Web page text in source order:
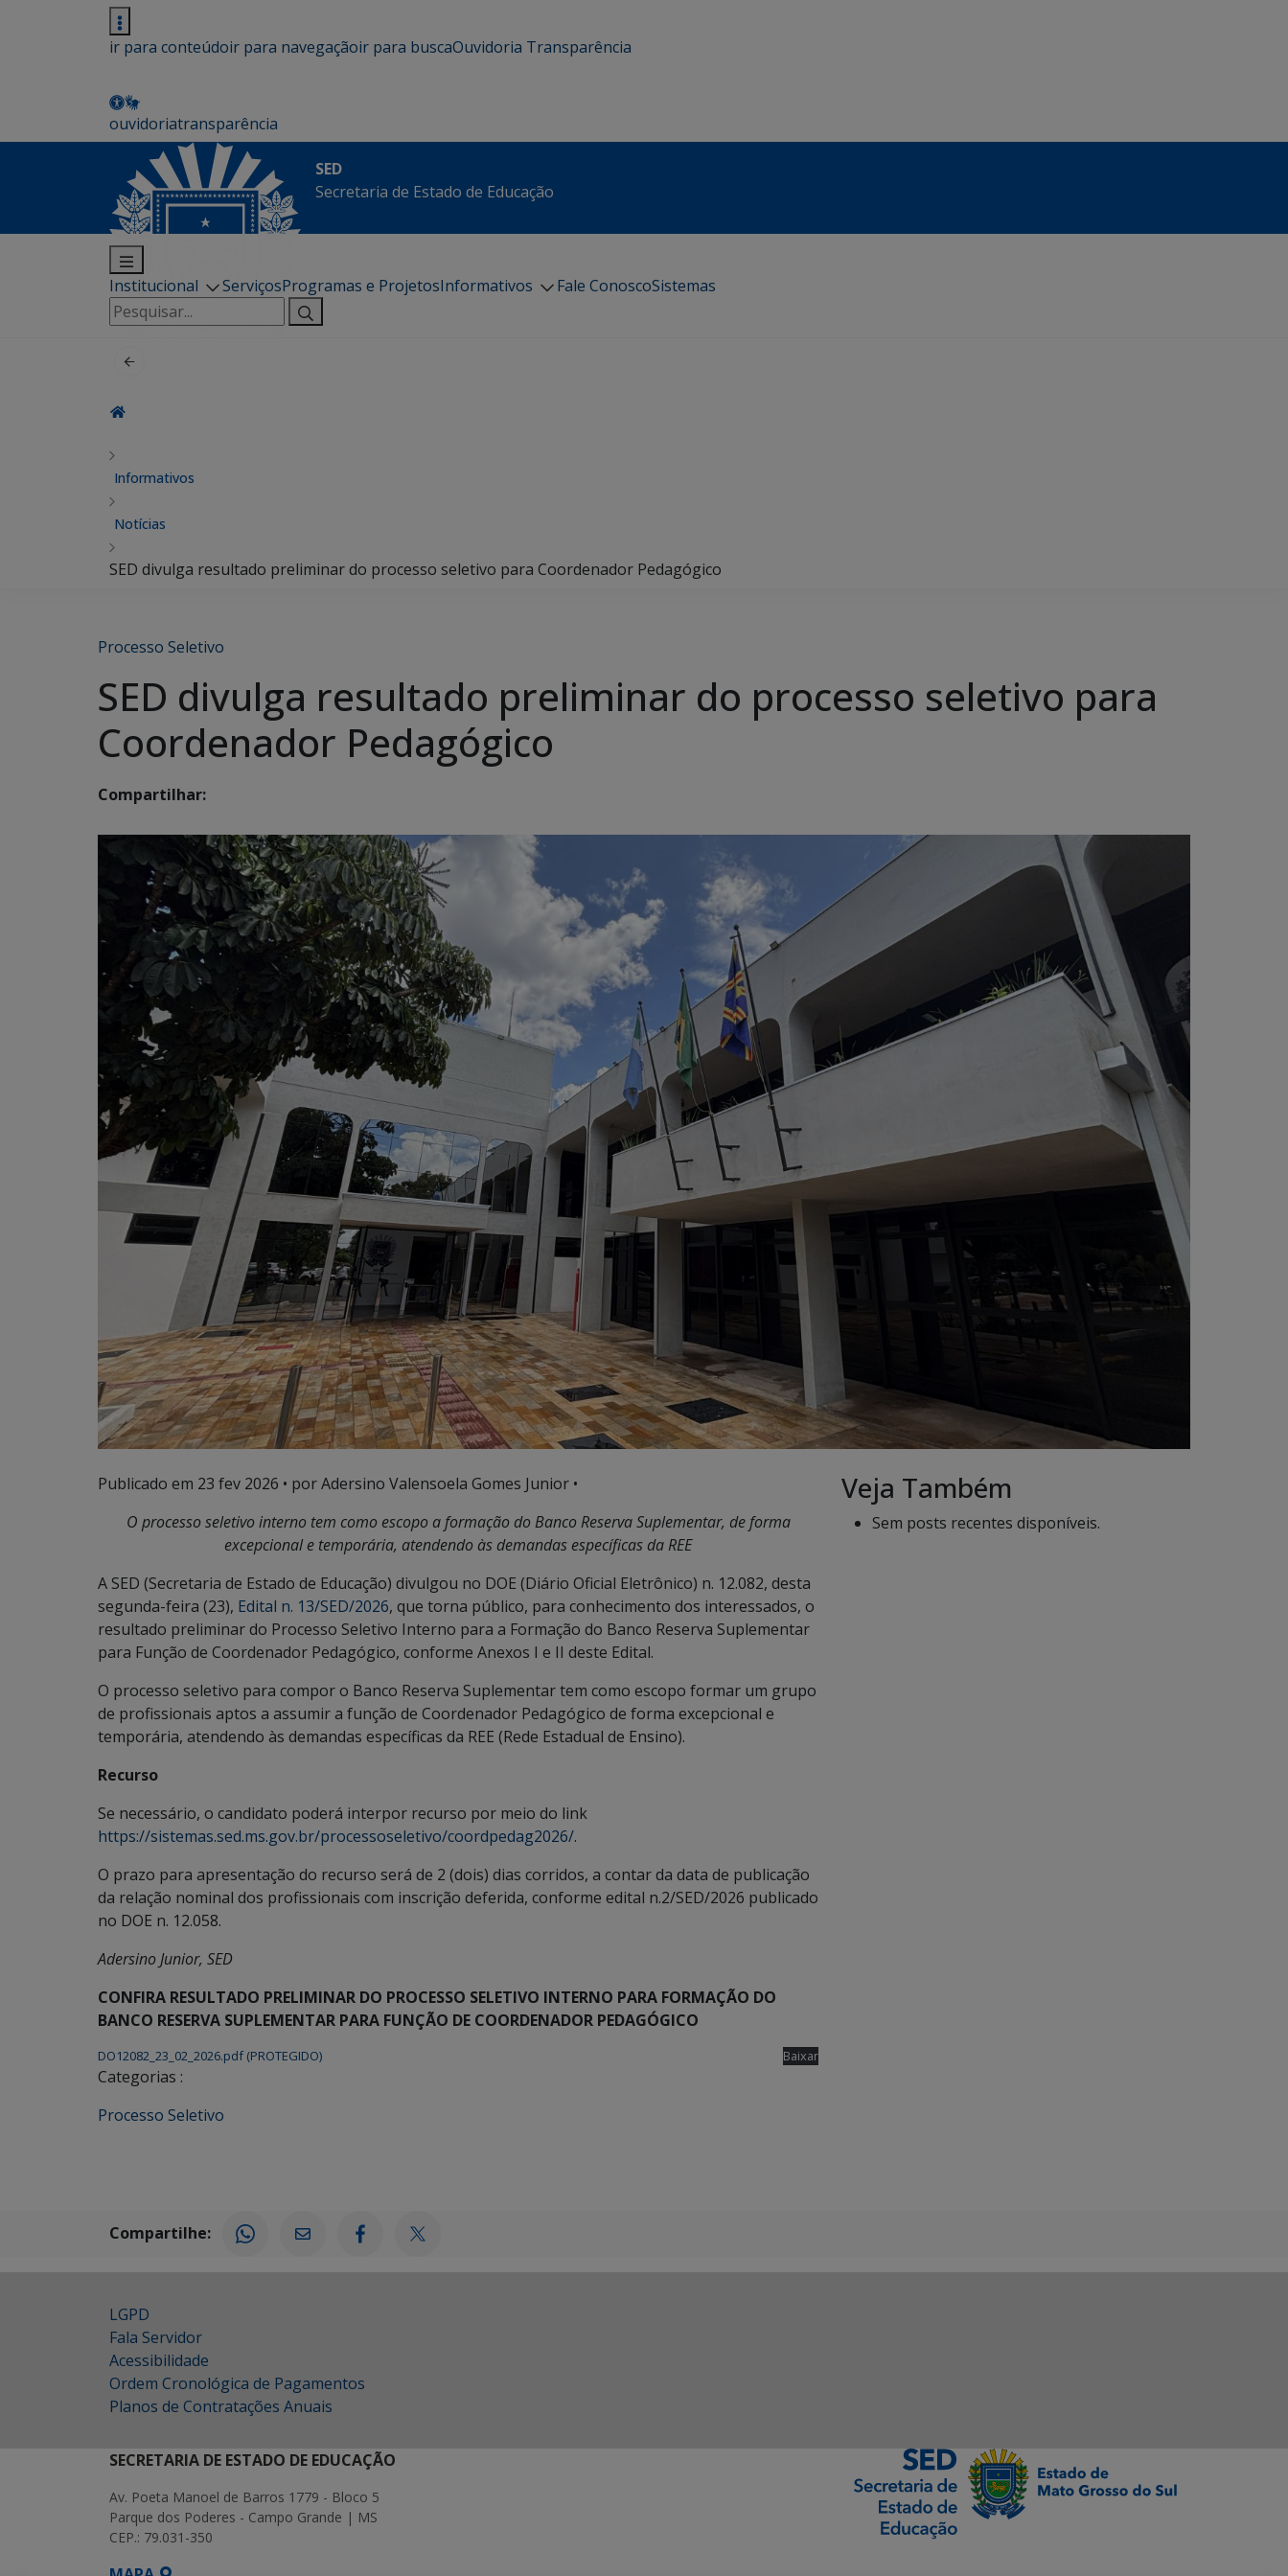
ir para conteúdoir para navegaçãoir para buscaOuvidoria Transparência
ouvidoriatransparência
SED
Secretaria de Estado de Educação
Institucional ServiçosProgramas e ProjetosInformativos Fale ConoscoSistemas
Pesquisar
por:
Informativos
Notícias
SED divulga resultado preliminar do processo seletivo para Coordenador Pedagógico
Processo Seletivo
SED divulga resultado preliminar do processo seletivo para
Coordenador Pedagógico
Compartilhar:
Publicado em 23 fev 2026 • por Adersino Valensoela Gomes Junior •
O processo seletivo interno tem como escopo a formação do Banco Reserva Suplementar, de forma
excepcional e temporária, atendendo às demandas específicas da REE
A SED (Secretaria de Estado de Educação) divulgou no DOE (Diário Oficial Eletrônico) n. 12.082, desta
segunda-feira (23), Edital n. 13/SED/2026, que torna público, para conhecimento dos interessados, o
resultado preliminar do Processo Seletivo Interno para a Formação do Banco Reserva Suplementar
para Função de Coordenador Pedagógico, conforme Anexos I e II deste Edital.
O processo seletivo para compor o Banco Reserva Suplementar tem como escopo formar um grupo
de profissionais aptos a assumir a função de Coordenador Pedagógico de forma excepcional e
temporária, atendendo às demandas específicas da REE (Rede Estadual de Ensino).
Recurso
Se necessário, o candidato poderá interpor recurso por meio do link
https://sistemas.sed.ms.gov.br/processoseletivo/coordpedag2026/.
O prazo para apresentação do recurso será de 2 (dois) dias corridos, a contar da data de publicação
da relação nominal dos profissionais com inscrição deferida, conforme edital n.2/SED/2026 publicado
no DOE n. 12.058.
Adersino Junior, SED
CONFIRA RESULTADO PRELIMINAR DO PROCESSO SELETIVO INTERNO PARA FORMAÇÃO DO
BANCO RESERVA SUPLEMENTAR PARA FUNÇÃO DE COORDENADOR PEDAGÓGICO
DO12082_23_02_2026.pdf (PROTEGIDO) Baixar
Categorias :
Processo Seletivo
Veja Também
Sem posts recentes disponíveis.
Compartilhe:
LGPD
Fala Servidor
Acessibilidade
Ordem Cronológica de Pagamentos
Planos de Contratações Anuais
SECRETARIA DE ESTADO DE EDUCAÇÃO
Av. Poeta Manoel de Barros 1779 - Bloco 5
Parque dos Poderes - Campo Grande | MS
CEP.: 79.031-350